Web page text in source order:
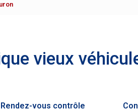
vieux
Rendez-vous contrôle